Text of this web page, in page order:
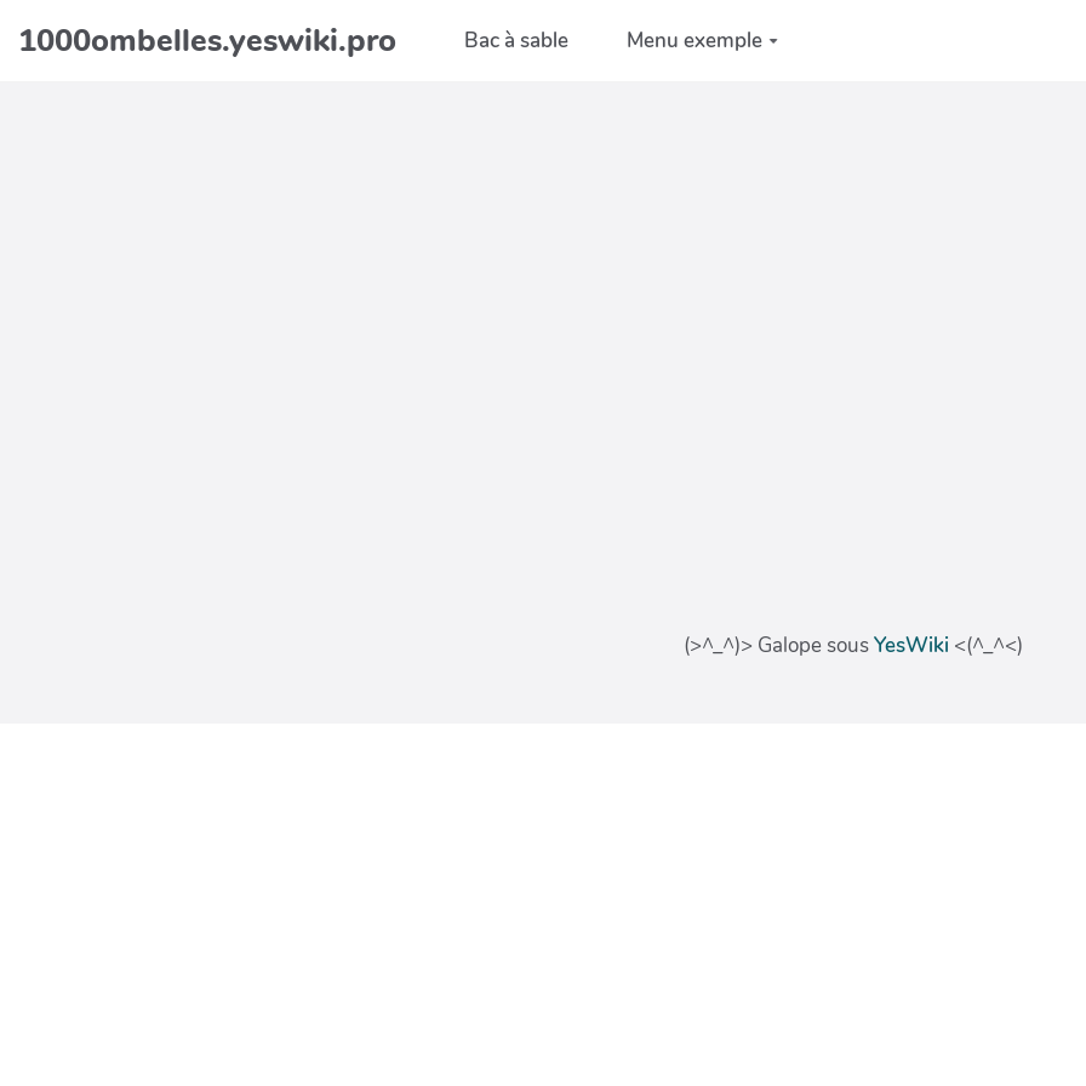
Aller au contenu principal
1000ombelles.yeswiki.pro Bac à sable Menu exemple
(>^_^)> Galope sousYesWiki <(^_^<)